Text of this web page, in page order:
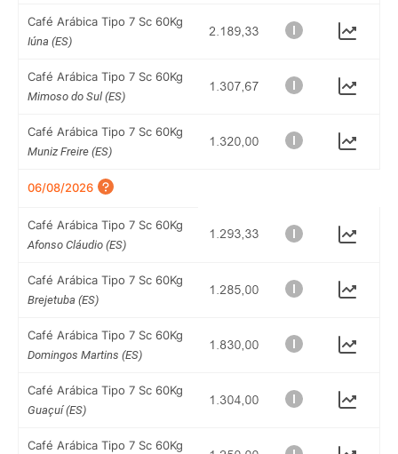
Café Arábica Tipo 7 Sc 60Kg
Iúna (ES)
Café Arábica Tipo 7 Sc 60Kg
Mimoso do Sul (ES)
Café Arábica Tipo 7 Sc 60Kg
Muniz Freire (ES)
06/08/2026
Café Arábica Tipo 7 Sc 60Kg
Afonso Cláudio (ES)
Café Arábica Tipo 7 Sc 60Kg
Brejetuba (ES)
Café Arábica Tipo 7 Sc 60Kg
Domingos Martins (ES)
Café Arábica Tipo 7 Sc 60Kg
Guaçuí (ES)
Café Arábica Tipo 7 Sc 60Kg